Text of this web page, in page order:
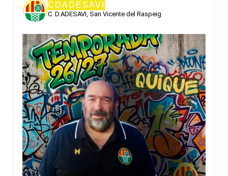
CDADESAVI
C. D.ADESAVI, San Vicente del Raspeig